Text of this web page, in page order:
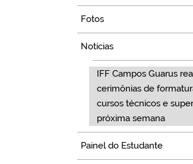
Fotos
Notícias
IFF Campos Guarus
cerimônias de
cursos técnicos e
próxima semana
Painel do Estudante